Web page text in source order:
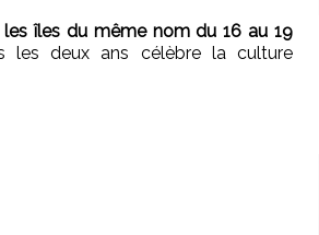
les îles du même nom du 16 au 19
les deux ans célèbre la culture